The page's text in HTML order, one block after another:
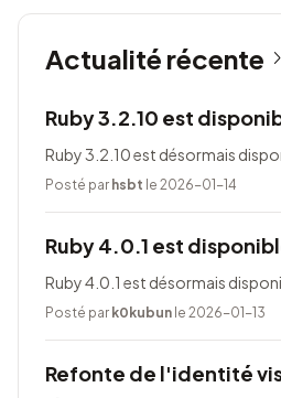
Actualité récente
Ruby 3.2.10 est
Ruby 3.2.10 est désormais
Posté par hsbt le 2026-01-14
Ruby 4.0.1 est
Ruby 4.0.1 est désormais
Posté par k0kubun le 2026-01-13
Refonte de l'identité